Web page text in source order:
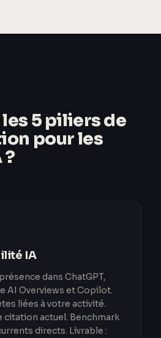
5 piliers de
pour les
?
IA
dans ChatGPT,
AI Overviews et Copilot.
liées à votre activité.
citation actuel. Benchmark
directs. Livrable :